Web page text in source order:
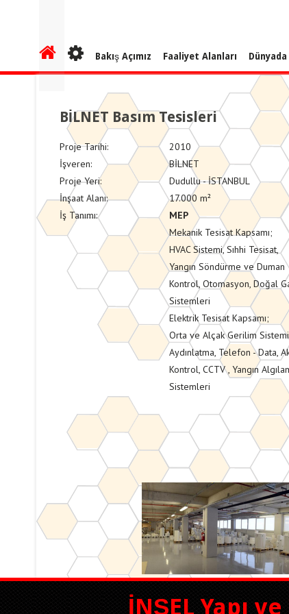
Bakış Açımız Faaliyet Alanları Dünyada
BİLNET Basım Tesisleri
Proje Tarihi:
2010
İşveren:
BİLNET
Proje Yeri:
Dudullu - İSTANBUL
İnşaat Alanı:
17.000 m²
İş Tanımı:
MEP
Mekanik Tesisat Kapsamı;
HVAC Sistemi, Sıhhi Tesisat,
Yangın Söndürme ve Duman
Kontrol, Otomasyon, Doğal
Sistemleri
Elektrik Tesisat Kapsamı;
Orta ve Alçak Gerilim Sistemi
Aydınlatma, Telefon - Data,
Kontrol, CCTV , Yangın
Sistemleri
İNŞEL Yapı